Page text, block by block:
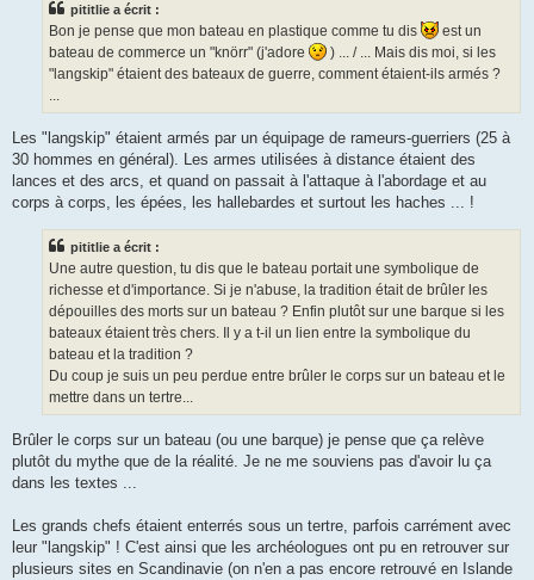
pititlie a écrit :
Bon je pense que mon bateau en plastique comme tu dis
est un
bateau de commerce un "knörr" (j'adore
) ... / ... Mais dis moi, si les
"langskip" étaient des bateaux de guerre, comment étaient-ils armés ?
...
Les "langskip" étaient armés par un équipage de rameurs-guerriers (25 à
30 hommes en général). Les armes utilisées à distance étaient des
lances et des arcs, et quand on passait à l'attaque à l'abordage et au
corps à corps, les épées, les hallebardes et surtout les haches ... !
pititlie a écrit :
Une autre question, tu dis que le bateau portait une symbolique de
richesse et d'importance. Si je n'abuse, la tradition était de brûler les
dépouilles des morts sur un bateau ? Enfin plutôt sur une barque si les
bateaux étaient très chers. Il y a t-il un lien entre la symbolique du
bateau et la tradition ?
Du coup je suis un peu perdue entre brûler le corps sur un bateau et le
mettre dans un tertre...
Brûler le corps sur un bateau (ou une barque) je pense que ça relève
plutôt du mythe que de la réalité. Je ne me souviens pas d'avoir lu ça
dans les textes ...
Les grands chefs étaient enterrés sous un tertre, parfois carrément avec
leur "langskip" ! C'est ainsi que les archéologues ont pu en retrouver sur
plusieurs sites en Scandinavie (on n'en a pas encore retrouvé en Islande